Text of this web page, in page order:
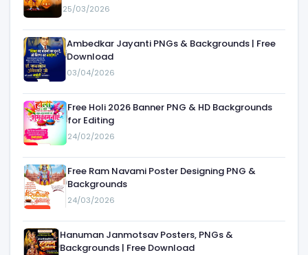
25/03/2026
Ambedkar Jayanti PNGs & Backgrounds | Free
Download
03/04/2026
Free Holi 2026 Banner PNG & HD Backgrounds
for Editing
24/02/2026
Free Ram Navami Poster Designing PNG &
Backgrounds
24/03/2026
Hanuman Janmotsav Posters, PNGs &
Backgrounds | Free Download